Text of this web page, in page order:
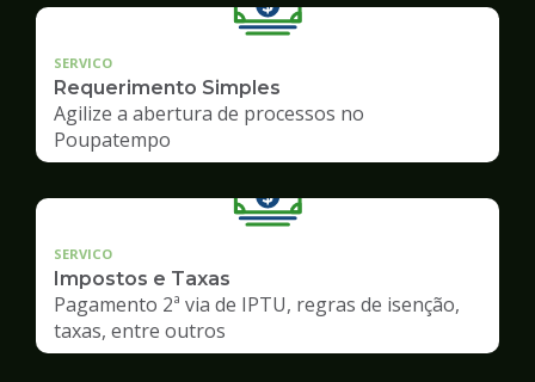
SERVICO
Requerimento Simples
Agilize a abertura de processos no
Poupatempo
SERVICO
Impostos e Taxas
Pagamento 2ª via de IPTU, regras de isenção,
taxas, entre outros